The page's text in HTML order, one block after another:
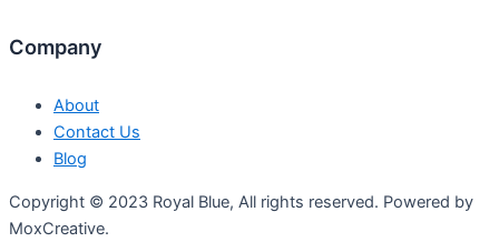
Company
About
Contact Us
Blog
Copyright © 2023 Royal Blue, All rights reserved. Powered by
MoxCreative.